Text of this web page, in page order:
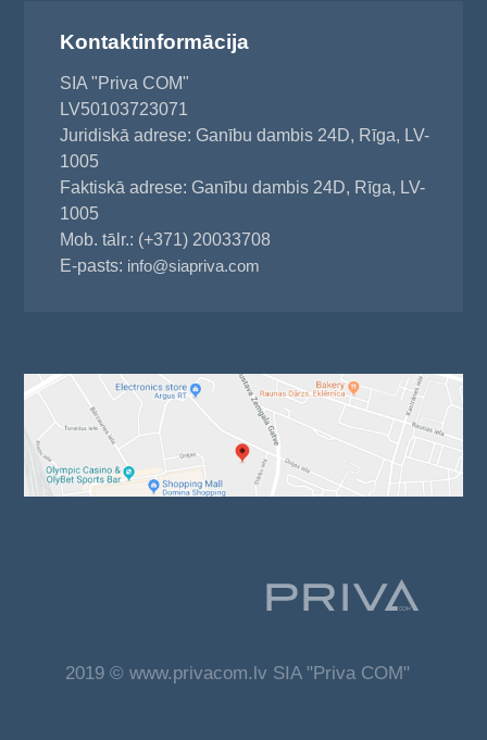
Kontaktinformācija
SIA "Priva COM"
LV50103723071
Juridiskā adrese: Ganību dambis 24D, Rīga, LV-
1005
Faktiskā adrese: Ganību dambis 24D, Rīga, LV-
1005
Mob. tālr.: (+371) 20033708
E-pasts: info@siapriva.com
2019 © www.privacom.lv SIA "Priva COM"